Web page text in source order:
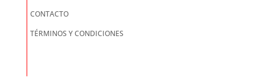
CONTACTO
TÉRMINOS Y CONDICIONES